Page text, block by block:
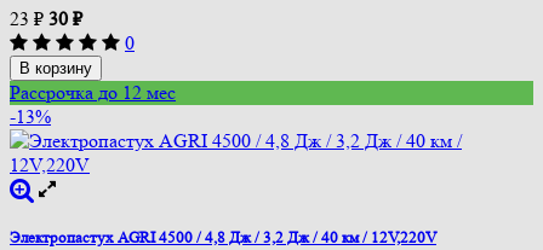
23 ₽ 30 ₽
0
В корзину
Рассрочка до 12 мес
-13%
Электропастух AGRI 4500 / 4,8 Дж / 3,2 Дж / 40 км / 12V,220V